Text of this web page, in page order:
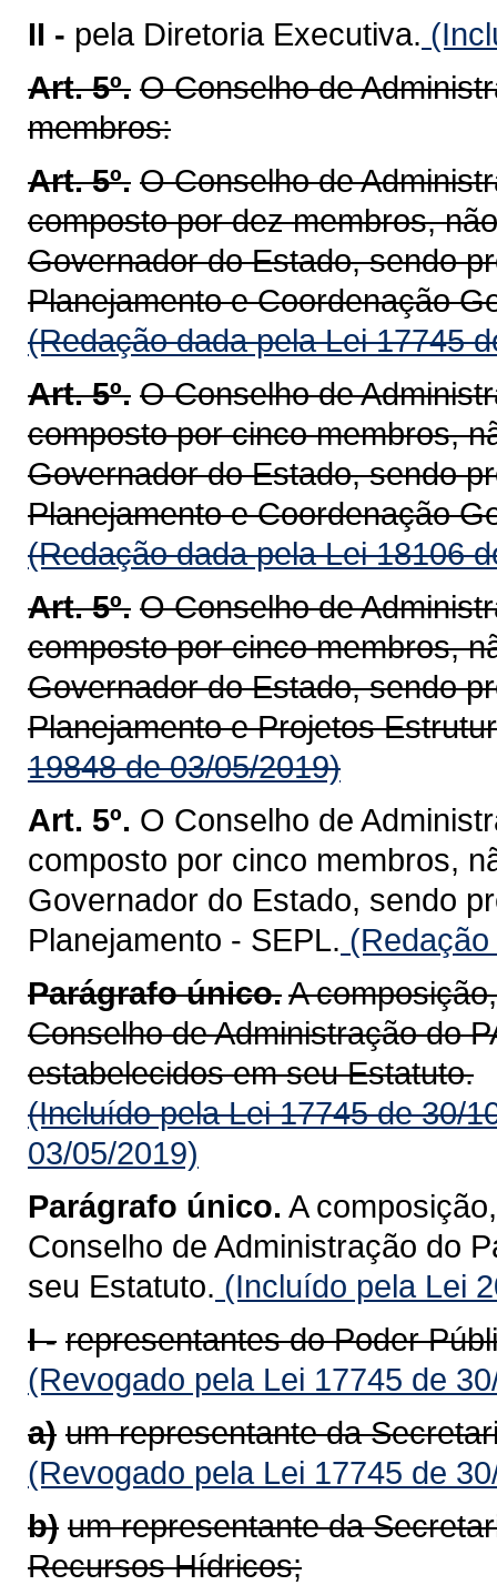
II - pela Diretoria Executiva.
Art. 5º. O Conselho de
membros:
Art. 5º. O Conselho de
composto por dez membros,
Governador do Estado, sendo
Planejamento e Coordenação
(Redação dada pela Lei 17745
Art. 5º. O Conselho de
composto por cinco membros,
Governador do Estado, sendo
Planejamento e Coordenação
(Redação dada pela Lei 18106
Art. 5º. O Conselho de
composto por cinco membros,
Governador do Estado, sendo
Planejamento e Projetos
19848 de 03/05/2019)
Art. 5º. O Conselho de
composto por cinco membros,
Governador do Estado, sendo
Planejamento - SEPL.
Parágrafo único.A
Conselho de Administração do
estabelecidos em seu Estatuto.
(Incluído pela Lei 17745 de 30/
03/05/2019)
Parágrafo único. A
Conselho de Administração do
seu Estatuto. (Incluído pela Lei
I - representantes do Poder
(Revogado pela Lei 17745 de
a) um representante da
(Revogado pela Lei 17745 de
b) um representante da
Recursos Hídricos;